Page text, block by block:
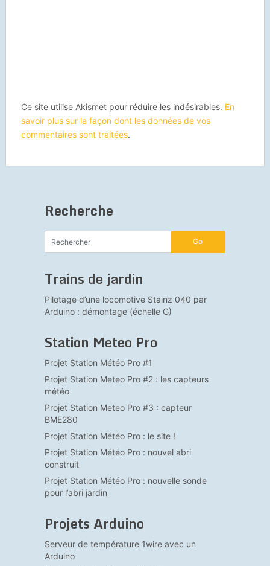
Ce site utilise Akismet pour réduire les indésirables. En
savoir plus sur la façon dont les données de vos
commentaires sont traitées.
Recherche
Trains de jardin
Pilotage d’une locomotive Stainz 040 par
Arduino : démontage (échelle G)
Station Meteo Pro
Projet Station Météo Pro #1
Projet Station Meteo Pro #2 : les capteurs
météo
Projet Station Meteo Pro #3 : capteur
BME280
Projet Station Météo Pro : le site !
Projet Station Météo Pro : nouvel abri
construit
Projet Station Météo Pro : nouvelle sonde
pour l’abri jardin
Projets Arduino
Serveur de température 1wire avec un
Arduino